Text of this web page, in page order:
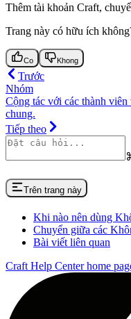
Thêm tài khoản Craft,
Trang này có hữu ích
Co Khong
Trước
Nhóm
Cộng tác với các thành
chung.
Tiếp theo
Trên trang này
Khi nào nên dùng
Chuyển giữa các
Bài viết liên quan
Craft Help Centerhome